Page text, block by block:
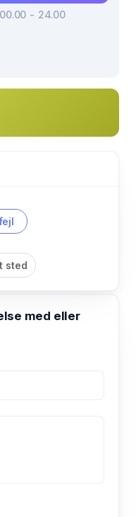
00.00 - 24.00
sted
med eller